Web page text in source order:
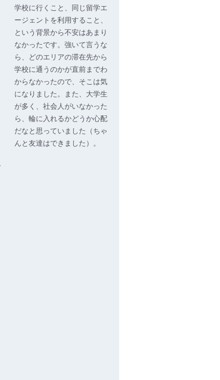
学校に行くこと、同じ留学エ
ージェントを利用すること、
という背景から不安はあまり
なかったです。強いて言うな
ら、どのエリアの滞在先から
学校に通うのかが直前までわ
からなかったので、そこは気
になりました。また、大学生
が多く、社会人がいなかった
ら、輪に入れるかどうか心配
だなと思っていました（ちゃ
んと友達はできました）。